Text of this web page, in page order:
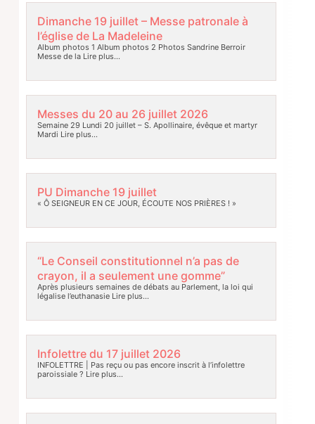
Dimanche 19 juillet – Messe patronale à
l’église de La Madeleine
Album photos 1 Album photos 2 Photos Sandrine Berroir
Messe de laLire plus…
Messes du 20 au 26 juillet 2026
Semaine 29 Lundi 20 juillet – S. Apollinaire, évêque et martyr
Mardi Lire plus…
PU Dimanche 19 juillet
« Ô SEIGNEUR EN CE JOUR, ÉCOUTE NOS PRIÈRES ! »
“Le Conseil constitutionnel n’a pas de
crayon, il a seulement une gomme”
Après plusieurs semaines de débats au Parlement, la loi qui
légalise l’euthanasieLire plus…
Infolettre du 17 juillet 2026
INFOLETTRE | Pas reçu ou pas encore inscrit à l’infolettre
paroissiale ? Lire plus…